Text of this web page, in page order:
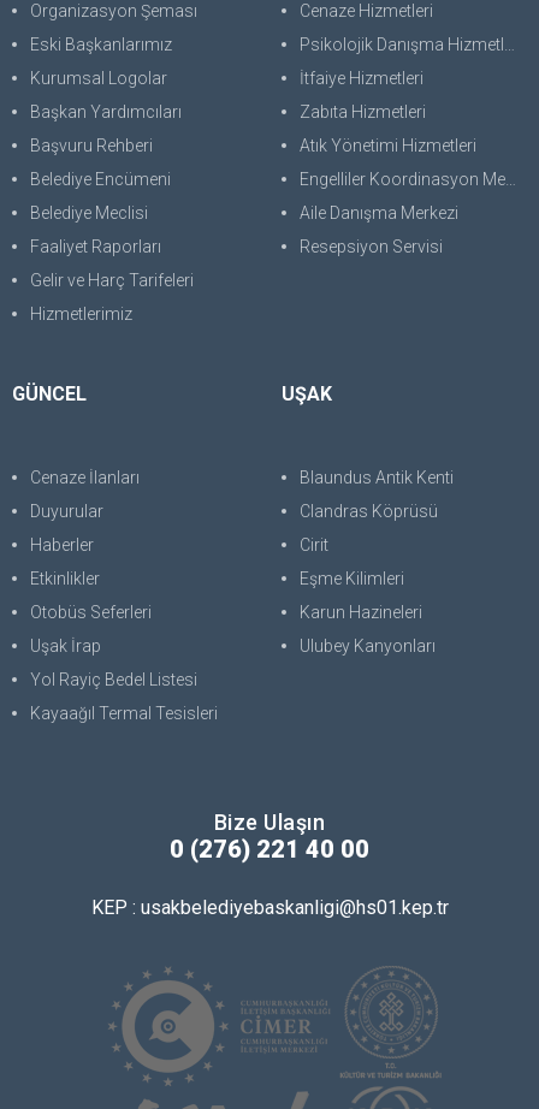
Organizasyon Şeması
Eski Başkanlarımız
Kurumsal Logolar
Başkan Yardımcıları
Başvuru Rehberi
Belediye Encümeni
Belediye Meclisi
Faaliyet Raporları
Gelir ve Harç Tarifeleri
Hizmetlerimiz
Cenaze Hizmetleri
Psikolojik Danışma Hizmetleri
İtfaiye Hizmetleri
Zabıta Hizmetleri
Atık Yönetimi Hizmetleri
Engelliler Koordinasyon Merkezi
Aile Danışma Merkezi
Resepsiyon Servisi
GÜNCEL
Cenaze İlanları
Duyurular
Haberler
Etkinlikler
Otobüs Seferleri
Uşak İrap
Yol Rayiç Bedel Listesi
Kayaağıl Termal Tesisleri
UŞAK
Blaundus Antik Kenti
Clandras Köprüsü
Cirit
Eşme Kilimleri
Karun Hazineleri
Ulubey Kanyonları
Bize Ulaşın
0 (276) 221 40 00
KEP : usakbelediyebaskanligi@hs01.kep.tr